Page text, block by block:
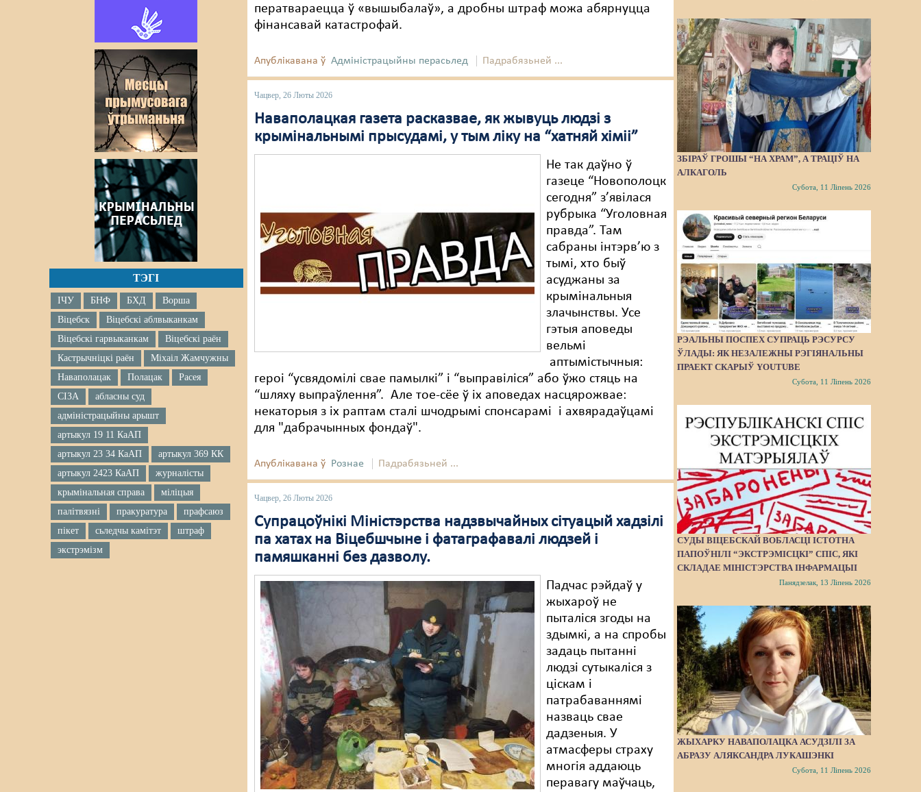
ТЭГІ
ІЧУ БНФ БХД
Ворша
Віцебск
Віцебскі аблвыканкам
Віцебскі гарвыканкам
Віцебскі раён
Кастрычніцкі раён
Міхаіл Жамчужны
Наваполацак
Полацак
Расея
СІЗА
абласны суд
адміністрацыйны арышт
артыкул 19 11 КаАП
артыкул 23 34 КаАП
артыкул 369 КК
артыкул 2423 КаАП
журналісты
крымінальная справа
міліцыя
палітвязні
пракуратура
прафсаюз
пікет
сьледчы камітэт
штраф
экстрэмізм
ператвараецца ў «вышыбалаў», а дробны штраф можа абярнуцца
фінансавай катастрофай.
Апублікавана ў Адміністрацыйны перасьлед Падрабязьней ...
Чацвер, 26 Люты 2026
Наваполацкая газета расказвае, як жывуць людзі з
крымінальнымі прысудамі, у тым ліку на “хатняй хіміі”
Не так даўно ў
газеце “Новополоцк
сегодня” з’явілася
рубрыка “Уголовная
правда”. Там
сабраны інтэрв’ю з
тымі, хто быў
асуджаны за
крымінальныя
злачынствы. Усе
гэтыя аповеды
вельмі
аптымістычныя:
героі “усвядомілі свае памылкі” і “выправіліся” або ўжо стяць на
“шляху выпраўлення”. Але тое-сёе ў іх аповедах насцярожвае:
некаторыя з іх раптам сталі шчодрымі спонсарамі і ахвярадаўцамі
для "дабрачынных фондаў".
Апублікавана ў Рознае Падрабязьней ...
Чацвер, 26 Люты 2026
Супрацоўнікі Міністэрства надзвычайных сітуацый хадзілі
па хатах на Віцебшчыне і фатаграфавалі людзей і
памяшканні без дазволу.
Падчас рэйдаў у
жыхароў не
пыталіся згоды на
здымкі, а на спробы
задаць пытанні
людзі сутыкаліся з
ціскам і
патрабаваннямі
назваць свае
дадзеныя. У
атмасферы страху
многія аддаюць
перавагу маўчаць,
ЗБІРАЎ ГРОШЫ “НА ХРАМ”, А ТРАЦІЎ НА
АЛКАГОЛЬ
Субота, 11 Ліпень 2026
РЭАЛЬНЫ ПОСПЕХ СУПРАЦЬ РЭСУРСУ
ЎЛАДЫ: ЯК НЕЗАЛЕЖНЫ РЭГІЯНАЛЬНЫ
ПРАЕКТ СКАРЫЎ YOUTUBE
Субота, 11 Ліпень 2026
СУДЫ ВІЦЕБСКАЙ ВОБЛАСЦІ ІСТОТНА
ПАПОЎНІЛІ “ЭКСТРЭМІСЦКІ” СПІС, ЯКІ
СКЛАДАЕ МІНІСТЭРСТВА ІНФАРМАЦЫІ
Панядзелак, 13 Ліпень 2026
ЖЫХАРКУ НАВАПОЛАЦКА АСУДЗІЛІ ЗА
АБРАЗУ АЛЯКСАНДРА ЛУКАШЭНКІ
Субота, 11 Ліпень 2026